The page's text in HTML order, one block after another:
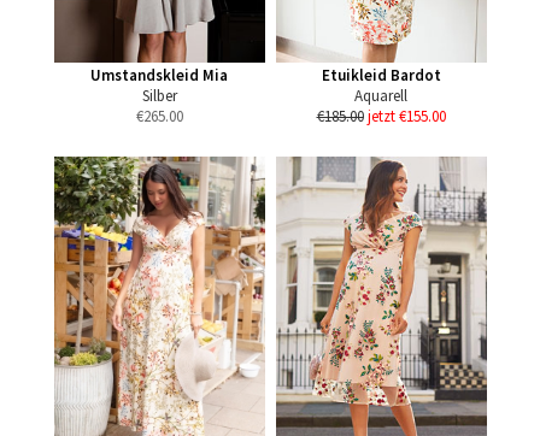
Umstandskleid Mia
Silber
€265.00
Etuikleid Bardot
Aquarell
€185.00 jetzt €155.00